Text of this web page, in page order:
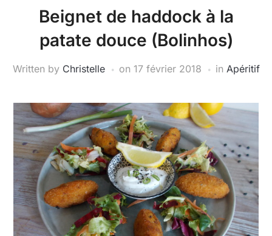
Beignet de haddock à la
patate douce (Bolinhos)
Written by Christelle on 17 février 2018 in Apéritif